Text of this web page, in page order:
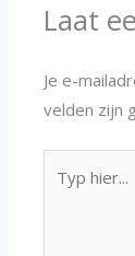
Laat
Je e-
velden zijn
hier...